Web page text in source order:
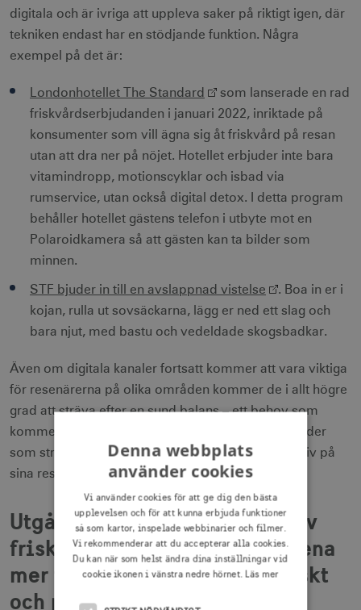
digitala och är ivriga att uppleva saker på riktigt igen, där
tekniken endast har en stödjande funktion. Några
exempel på det är:
Londonhotellet The Standard
som lanserade en rad
friskvårdserbjudanden i januari 2022, inriktade på
konsumenter som vill ägna sig åt friskvård på resan
utan att dra ner på nöjet. Hotellet erbjuder inte bara
vitamindropp, motionscyklar och isbad via
rumservice, utan också digital detox. I detta program
behåller hotellet gästens telefon i utbyte mot en
Polaroidkamera så att gästen kan ta bilder som
minnen.
STF bjuder in till en avslappnad vistelse
. Boa in er i
kojan, rulla ut sovsäckarna, lägg er ned ett slag och
bara njut, med bastu och vedeldade skogsbadkar.
Även om digitala kanaler fortsatt kommer att vara viktiga
för resenärerna på olika områden kommer de i allt högre
grad att sträva efter en sund balans – ett behov som
kommer att vara särskilt stort bland digitala nomader
som strävar efter balans mellan arbete och privatliv på
sina resor.
Utgå från en bred definition av
friskvård och göra erbjudandena
mer tillgängliga – både fysiskt
och prismässigt.
Denna webbplats
använder cookies
Vi använder cookies för att ge dig den bästa
upplevelsen och för att kunna erbjuda funktioner
så som kartor, inspelade webbinarier och filmer.
Vi rekommenderar att du accepterar alla cookies.
Du kan när som helst ändra dina inställningar vid
cookie ikonen i vänstra nedre hörnet. Läs mer